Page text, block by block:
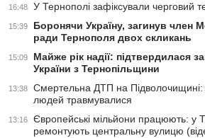
16:48 У Тернополі зафіксували черговий
15:39
Боронячи Україну, загинув член
ради Тернополя двох скликань
15:09
Майже рік надії: підтвердилася
України з Тернопільщини
13:38
Смертельна ДТП на Підволочищині:
людей травмувалися
13:16
Європейські мільйони працюють: у
ремонтують центральну вулицю